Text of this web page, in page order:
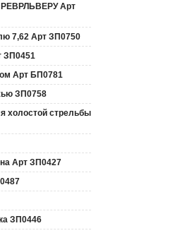
Арт
7,62 Арт ЗП0750
ЗП0451
Арт БП0781
ЗП0758
холостой стрельбы
Арт ЗП0427
ЗП0446